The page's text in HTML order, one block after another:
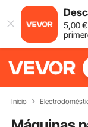
5,00€
Inicio